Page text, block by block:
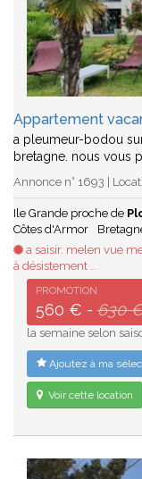
Appartement
a pleumeur-bodou
bretagne. nous vous
Annonce n° 1693 |
Ile Grande proche de
Côtes d'Armor
a saisir. melen vue
à désistement ..
PROMOTION
560 € - 630 €
la semaine selon
Ajoutez à ma
Voir cette location